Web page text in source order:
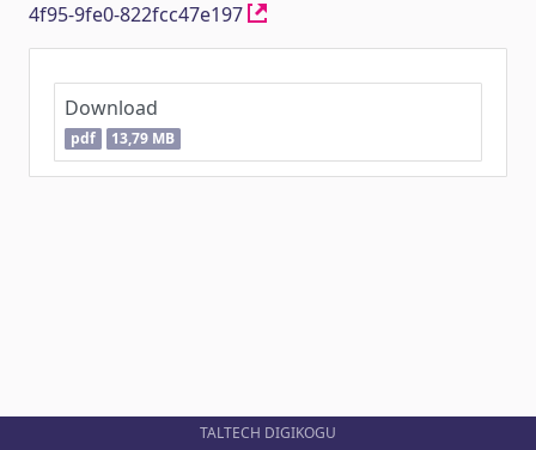
4f95-9fe0-822fcc47e197
Download
pdf 13,79 MB
TALTECH DIGIKOGU